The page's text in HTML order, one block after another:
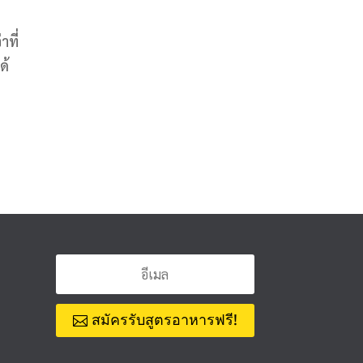
ที่
สมัครรับสูตรอาหารฟรี!